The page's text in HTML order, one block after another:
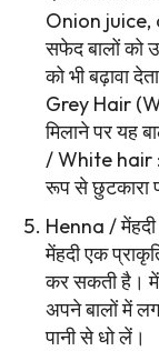
Onion juice,
सफेद बालों को
को भी बढ़ावा
Grey Hair
मिलाने पर यह
/ White hair
रूप से छुटकारा
Henna / मेंहदी
मेंहदी एक
कर सकती है।
अपने बालों में
पानी से धो लें।